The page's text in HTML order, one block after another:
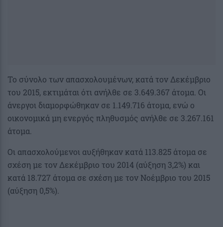
Το σύνολο των απασχολουμένων, κατά τον Δεκέμβριο
του 2015, εκτιμάται ότι ανήλθε σε 3.649.367 άτομα. Οι
άνεργοι διαμορφώθηκαν σε 1.149.716 άτομα, ενώ ο
οικονομικά μη ενεργός πληθυσμός ανήλθε σε 3.267.161
άτομα.
Οι απασχολούμενοι αυξήθηκαν κατά 113.825 άτομα σε
σχέση με τον Δεκέμβριο του 2014 (αύξηση 3,2%) και
κατά 18.727 άτομα σε σχέση με τον Νοέμβριο του 2015
(αύξηση 0,5%).